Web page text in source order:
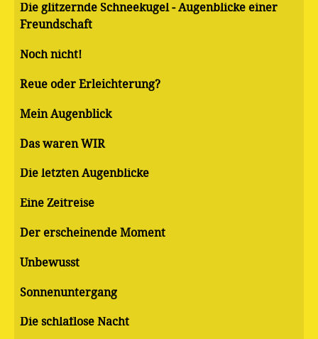
Die glitzernde Schneekugel - Augenblicke einer
Freundschaft
Noch nicht!
Reue oder Erleichterung?
Mein Augenblick
Das waren WIR
Die letzten Augenblicke
Eine Zeitreise
Der erscheinende Moment
Unbewusst
Sonnenuntergang
Die schlaflose Nacht